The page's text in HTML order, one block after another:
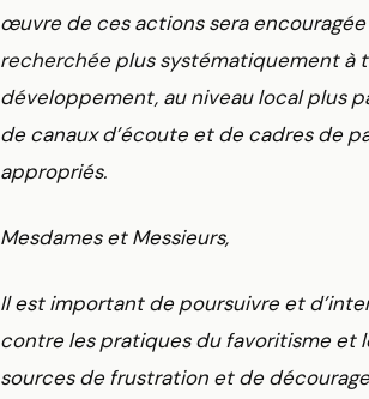
œuvre de ces actions sera
recherchée plus systématiquement à
développement, au niveau local plus
de canaux d’écoute et de cadres de
appropriés.
Mesdames et Messieurs,
Il est important de poursuivre et
contre les pratiques du favoritisme et
sources de frustration et de